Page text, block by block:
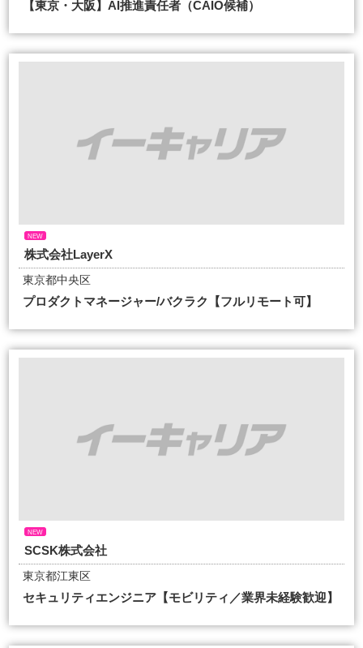
【東京・大阪】AI推進責任者（CAIO候補）
NEW
株式会社LayerX
東京都中央区
プロダクトマネージャー/バクラク【フルリモート可】
NEW
SCSK株式会社
東京都江東区
セキュリティエンジニア【モビリティ／業界未経験歓迎】